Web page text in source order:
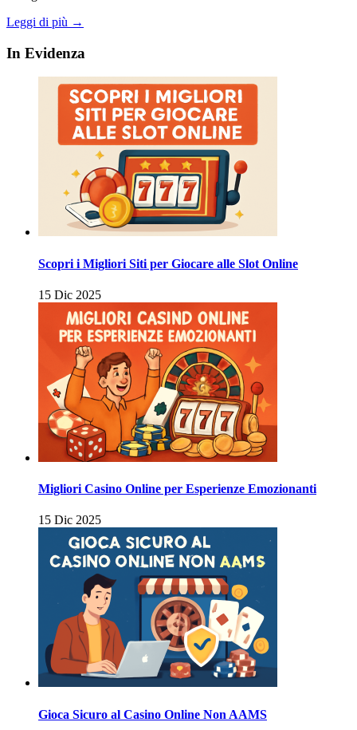
Leggi di più →
In Evidenza
Scopri i Migliori Siti per Giocare alle Slot Online
15 Dic 2025
Migliori Casino Online per Esperienze Emozionanti
15 Dic 2025
Gioca Sicuro al Casino Online Non AAMS